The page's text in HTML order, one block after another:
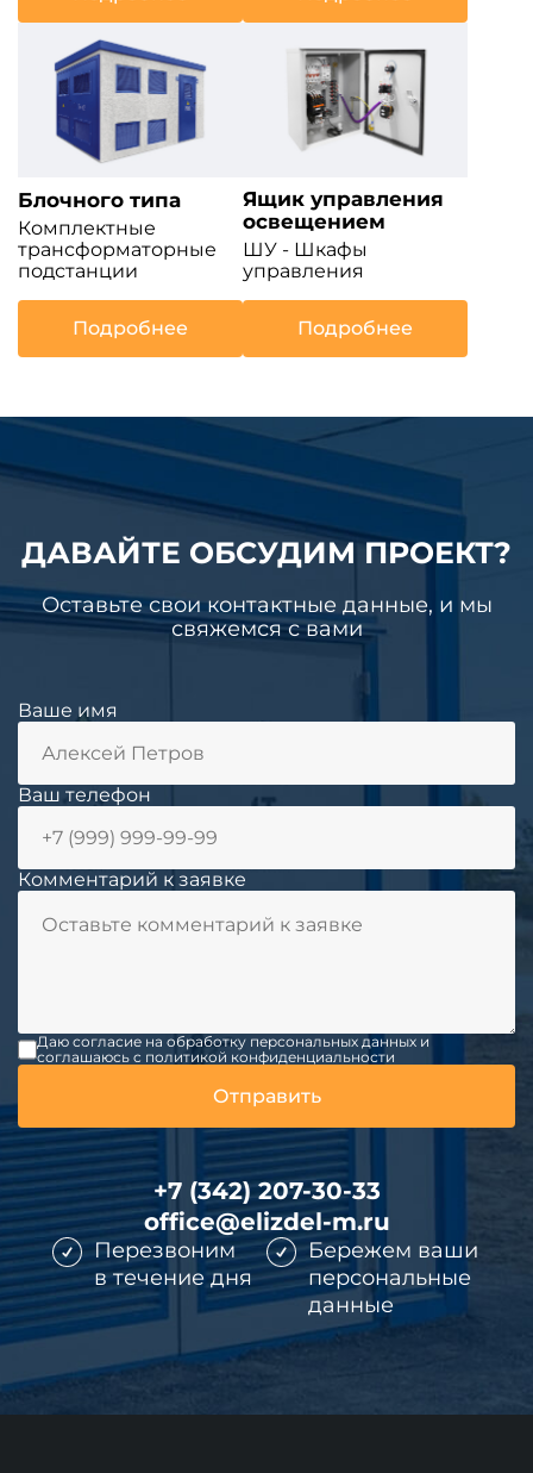
Блочного типа
Комплектные
трансформаторные
подстанции
Подробнее
Ящик управления
освещением
ШУ - Шкафы
управления
Подробнее
ДАВАЙТЕ ОБСУДИМ ПРОЕКТ?
Оставьте свои контактные данные, и мы
свяжемся с вами
Ваше имя
Ваш телефон
Комментарий к заявке
Даю согласие на обработку персональных данных и
соглашаюсь c политикой конфиденциальности
+7 (342) 207-30-33
office@elizdel-m.ru
Перезвоним
в течение дня
Бережем ваши
персональные
данные